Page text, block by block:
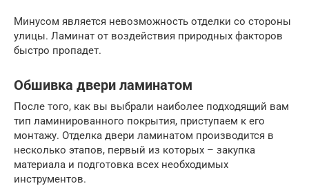
Минусом является невозможность отделки со стороны
улицы. Ламинат от воздействия природных факторов
быстро пропадет.
Обшивка двери ламинатом
После того, как вы выбрали наиболее подходящий вам
тип ламинированного покрытия, приступаем к его
монтажу. Отделка двери ламинатом производится в
несколько этапов, первый из которых – закупка
материала и подготовка всех необходимых
инструментов.